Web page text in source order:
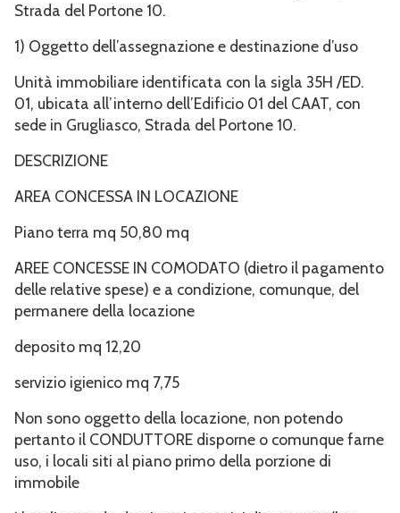
Strada del Portone 10.
1) Oggetto dell’assegnazione e destinazione d’uso
Unità immobiliare identificata con la sigla 35H /ED.
01, ubicata all’interno dell’Edificio 01 del CAAT, con
sede in Grugliasco, Strada del Portone 10.
DESCRIZIONE
AREA CONCESSA IN LOCAZIONE
Piano terra mq 50,80 mq
AREE CONCESSE IN COMODATO (dietro il pagamento
delle relative spese) e a condizione, comunque, del
permanere della locazione
deposito mq 12,20
servizio igienico mq 7,75
Non sono oggetto della locazione, non potendo
pertanto il CONDUTTORE disporne o comunque farne
uso, i locali siti al piano primo della porzione di
immobile